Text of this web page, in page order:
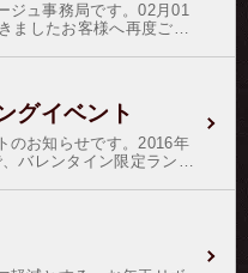
サイズに修正加工されま
まで添付
ンイベントで優勝ホス
＋３０％を賞金として差
り）実施期間：2月13
120pt（銀行振込の場合
了後のお振込の場合は、
ルはコチラから注）クレ
ＵＲＬよりご決算頂け
クしてご決算してくだ
ジュ事務局です。02月01
ましたお客様へ再度ご連
返信をさせて頂きま
きます）さんに付与さ
で御座いましたので、
付けになってしまいま
常のリボンに変更して付
ご指示を頂ければ幸いで
グイベント
のお知らせです。2016年
バレンタイン限定ランキ
典★今回のイベントは、
お客様各位からの持込画
けます。オリジナルオ
ります。オーダーフォー